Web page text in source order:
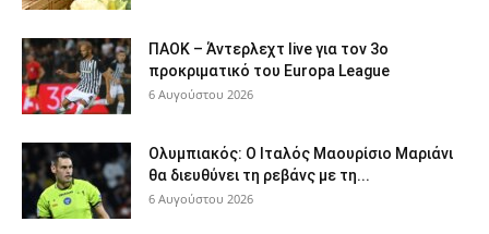
ΠΑΟΚ – Άντερλεχτ live για τον 3ο
προκριματικό του Europa League
6 Αυγούστου 2026
Ολυμπιακός: Ο Ιταλός Μαουρίσιο Μαριάνι
θα διευθύνει τη ρεβάνς με τη...
6 Αυγούστου 2026